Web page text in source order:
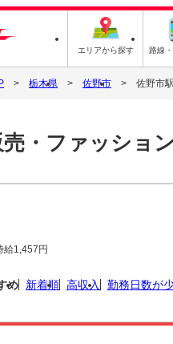
エリアから探す 路線
栃木県 佐野市 佐野市
・ファッショ
給1,457円
め 新着順 高収入 勤務日数が